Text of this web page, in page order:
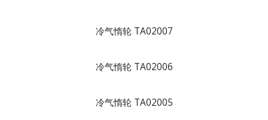
冷气惰轮 TA02007
冷气惰轮 TA02006
冷气惰轮 TA02005